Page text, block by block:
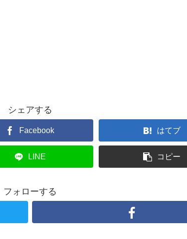
シェアする
Facebook はてブ
LINE コピー
フォローする